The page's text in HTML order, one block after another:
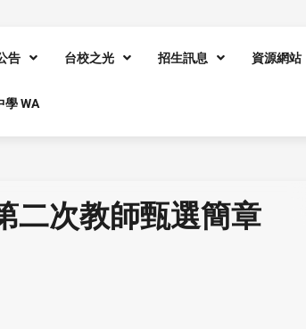
告 台校之光 招生訊息 資源網站
學 WA
二次教師甄選簡章